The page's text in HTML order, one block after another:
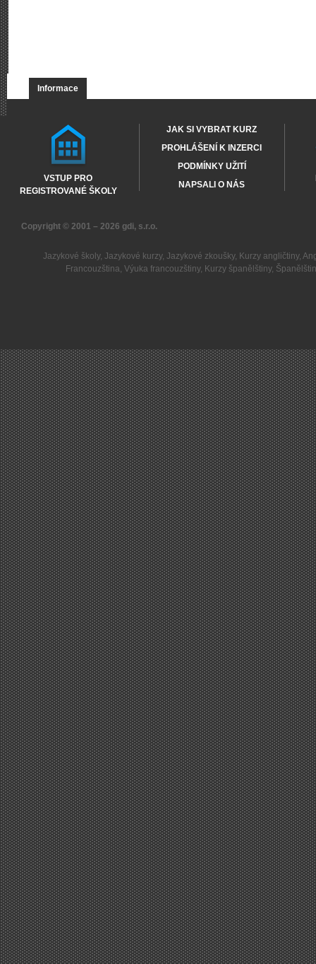
Informace
VSTUP PRO
REGISTROVANÉ ŠKOLY
JAK SI VYBRAT KURZ
PROHLÁŠENÍ K INZERCI
PODMÍNKY UŽITÍ
NAPSALI O NÁS
Copyright © 2001 – 2026 gdi, s.r.o.
Jazykové školy, Jazykové kurzy, Jazykové zkoušky, Kurzy angličtiny,
Francouzština,Výuka francouzštiny, Kurzy španělštiny,